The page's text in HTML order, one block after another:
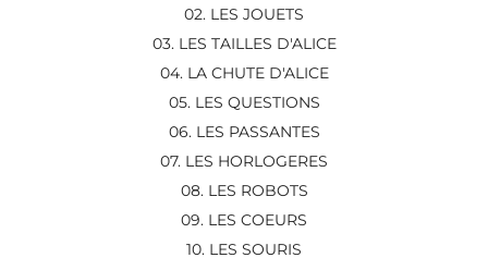
02. LES JOUETS
03. LES TAILLES D'ALICE
04. LA CHUTE D'ALICE
05. LES QUESTIONS
06. LES PASSANTES
07. LES HORLOGERES
08. LES ROBOTS
09. LES COEURS
10. LES SOURIS